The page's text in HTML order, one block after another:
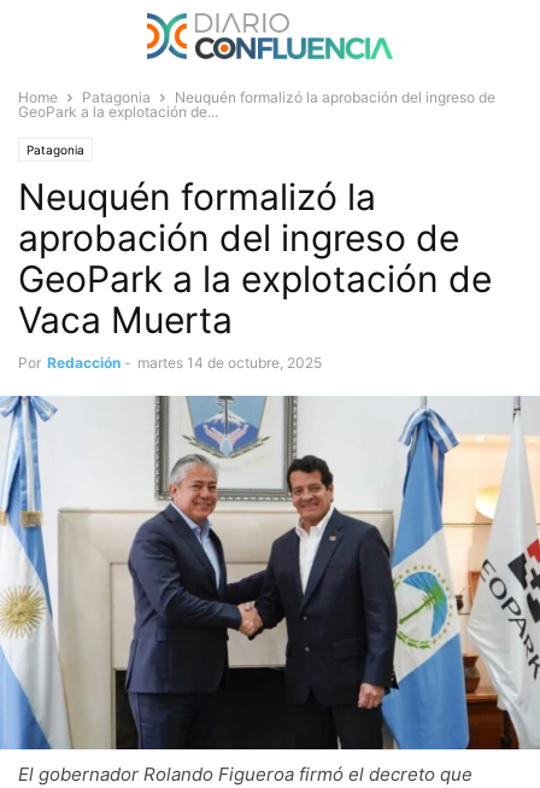
Home Patagonia
Neuquén formalizó la aprobación del ingreso de
GeoPark a la explotación de...
Patagonia
Neuquén formalizó la
aprobación del ingreso de
GeoPark a la explotación de
Vaca Muerta
Por Redacción - martes 14 de octubre, 2025
El gobernador Rolando Figueroa firmó el decreto que